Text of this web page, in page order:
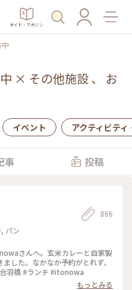
ガイド・マガジン
× その他施設、 お
イベント アクティビティ
事 投稿
パン
866
さんへ。玄米カレーと自家製
した。なかなか予約がとれず、
羽橋 #ランチ #itonowa
もっとみる